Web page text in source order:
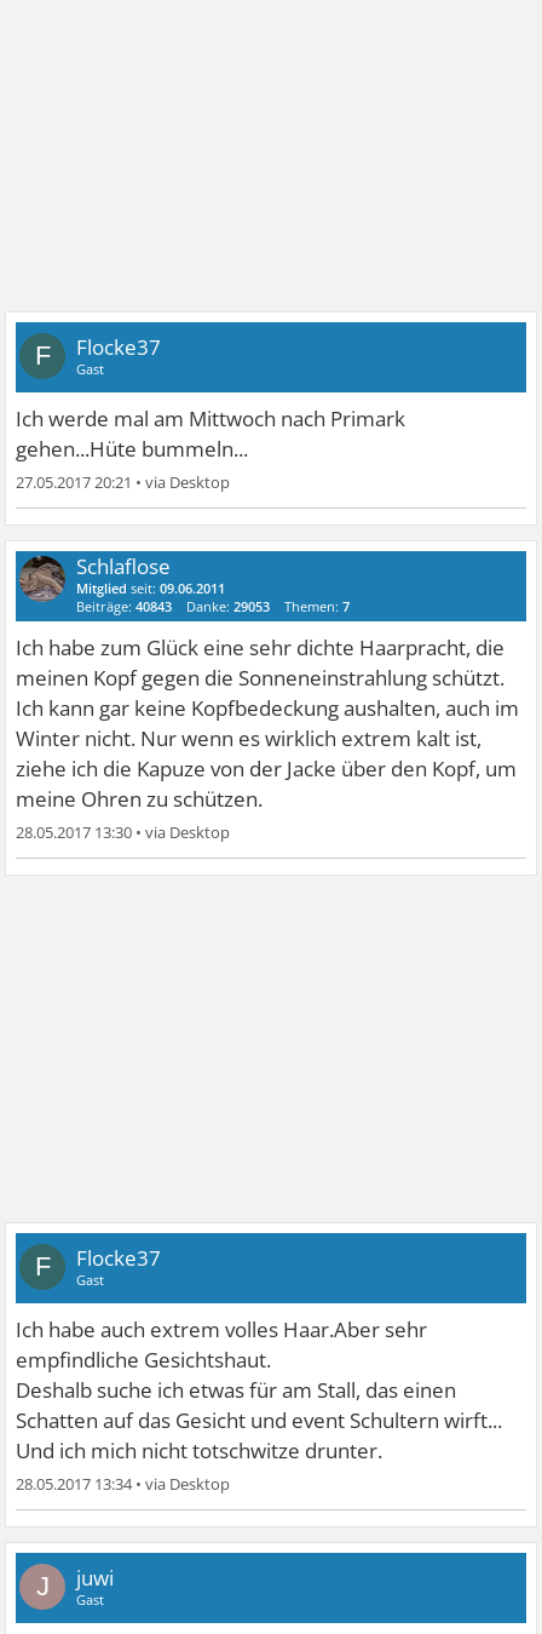
F Flocke37
Gast
Ich werde mal am Mittwoch nach Primark
gehen...Hüte bummeln...
27.05.2017 20:21 •
Schlaflose
Mitglied seit:09.06.2011
Beiträge:40843 Danke:29053 Themen:7
Ich habe zum Glück eine sehr dichte Haarpracht, die
meinen Kopf gegen die Sonneneinstrahlung schützt.
Ich kann gar keine Kopfbedeckung aushalten, auch im
Winter nicht. Nur wenn es wirklich extrem kalt ist,
ziehe ich die Kapuze von der Jacke über den Kopf, um
meine Ohren zu schützen.
28.05.2017 13:30 •
F Flocke37
Gast
Ich habe auch extrem volles Haar.Aber sehr
empfindliche Gesichtshaut.
Deshalb suche ich etwas für am Stall, das einen
Schatten auf das Gesicht und event Schultern wirft...
Und ich mich nicht totschwitze drunter.
28.05.2017 13:34•
J juwi
Gast